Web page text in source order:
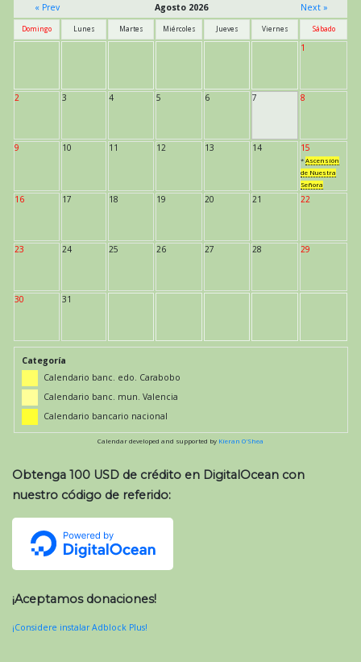
« Prev
Agosto 2026 Next »
Domingo Lunes Martes Miércoles Jueves Viernes Sábado
1
2 3 4 5 6 7 8
9 10 11 12 13 14 15
* Ascensión
de Nuestra
Señora
16 17 18 19 20 21 22
23 24 25 26 27 28 29
30 31
Categoría
Calendario banc. edo. Carabobo
Calendario banc. mun. Valencia
Calendario bancario nacional
Calendar developed and supported by Kieran O'Shea
Obtenga 100 USD de crédito en DigitalOcean con
nuestro código de referido:
¡Aceptamos donaciones!
¡Considere instalar Adblock Plus!